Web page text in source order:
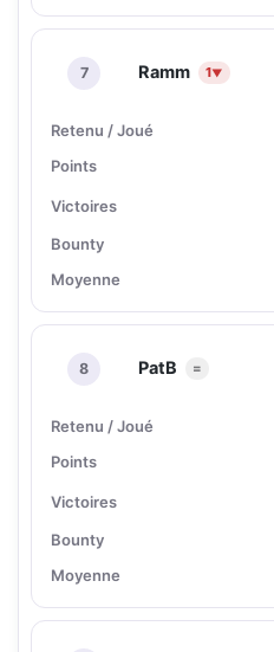
7 Ramm 1▼
8 PatB =